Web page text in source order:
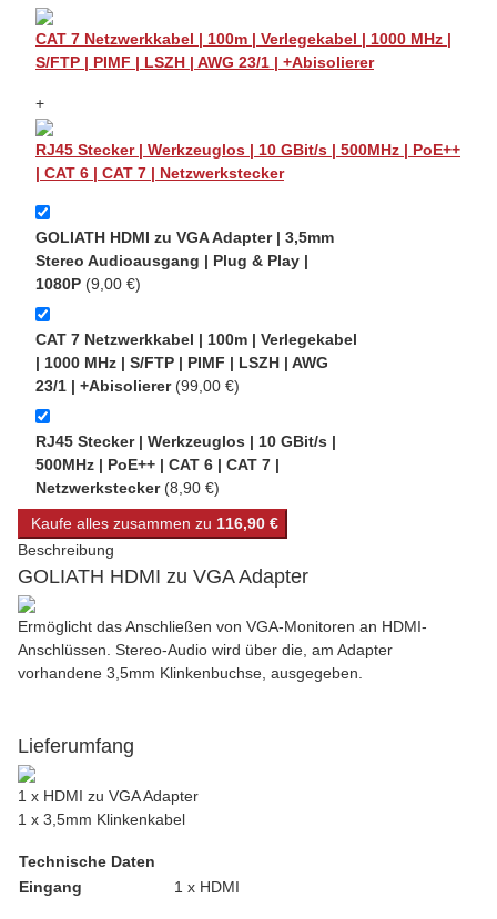
CAT 7 Netzwerkkabel | 100m | Verlegekabel | 1000 MHz |
S/FTP | PIMF | LSZH | AWG 23/1 | +Abisolierer
+
RJ45 Stecker | Werkzeuglos | 10 GBit/s | 500MHz | PoE++
| CAT 6 | CAT 7 | Netzwerkstecker
GOLIATH HDMI zu VGA Adapter | 3,5mm
Stereo Audioausgang | Plug & Play |
1080P (9,00 €)
CAT 7 Netzwerkkabel | 100m | Verlegekabel
| 1000 MHz | S/FTP | PIMF | LSZH | AWG
23/1 | +Abisolierer(99,00 €)
RJ45 Stecker | Werkzeuglos | 10 GBit/s |
500MHz | PoE++ | CAT 6 | CAT 7 |
Netzwerkstecker(8,90 €)
Kaufe alles zusammen zu 116,90 €
Beschreibung
GOLIATH HDMI zu VGA Adapter
Ermöglicht das Anschließen von VGA-Monitoren an HDMI-
Anschlüssen. Stereo-Audio wird über die, am Adapter
vorhandene 3,5mm Klinkenbuchse, ausgegeben.
Lieferumfang
1 x HDMI zu VGA Adapter
1 x 3,5mm Klinkenkabel
Technische Daten
Eingang
1 x HDMI